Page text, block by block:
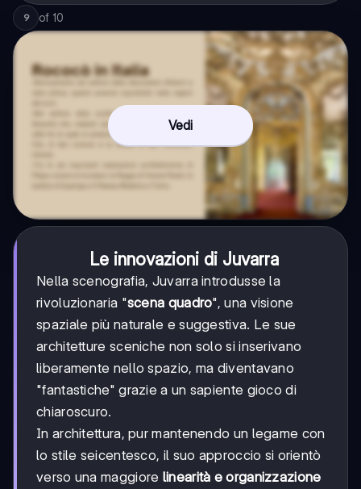
9 of 10
Vedi
Le innovazioni di Juvarra
Nella scenografia, Juvarra introdusse la
rivoluzionaria "scena quadro", una visione
spaziale più naturale e suggestiva. Le sue
architetture sceniche non solo si inserivano
liberamente nello spazio, ma diventavano
"fantastiche" grazie a un sapiente gioco di
chiaroscuro.
In architettura, pur mantenendo un legame con
lo stile seicentesco, il suo approccio si orientò
verso una maggiore linearità e organizzazione